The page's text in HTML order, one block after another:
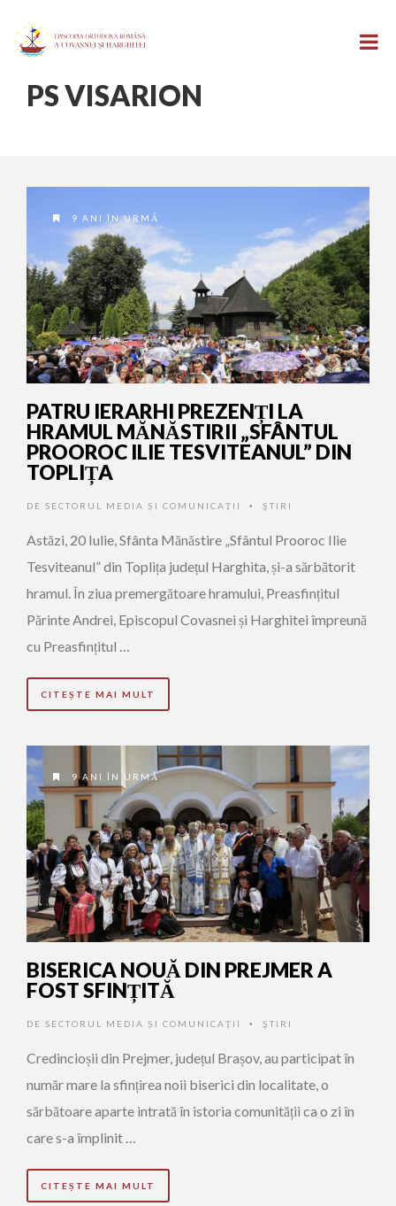
PS VISARION
9 ANI ÎN URMĂ
PATRU IERARHI PREZENȚI LA
HRAMUL MĂNĂSTIRII „SFÂNTUL
PROOROC ILIE TESVITEANUL” DIN
TOPLIȚA
DE SECTORUL MEDIA ȘI COMUNICAȚII • ŞTIRI
Astăzi, 20 Iulie, Sfânta Mănăstire „Sfântul Prooroc Ilie
Tesviteanul” din Toplița județul Harghita, și-a sărbătorit
hramul. În ziua premergătoare hramului, Preasfințitul
Părinte Andrei, Episcopul Covasnei și Harghitei împreună
cu Preasfințitul …
CITEȘTE MAI MULT
9 ANI ÎN URMĂ
BISERICA NOUĂ DIN PREJMER A
FOST SFINȚITĂ
DE SECTORUL MEDIA ȘI COMUNICAȚII • ŞTIRI
Credincioșii din Prejmer, județul Brașov, au participat în
număr mare la sfințirea noii biserici din localitate, o
sărbătoare aparte intrată în istoria comunității ca o zi în
care s-a împlinit …
CITEȘTE MAI MULT